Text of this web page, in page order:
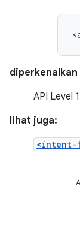
diperkenalkan
API Level 1
lihat juga: